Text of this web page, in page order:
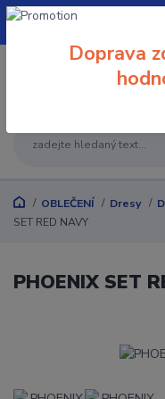
+420 608 032 114
OBLEČENÍ Dresy
SET RED NAVY
PHOENIX SET
Doprava